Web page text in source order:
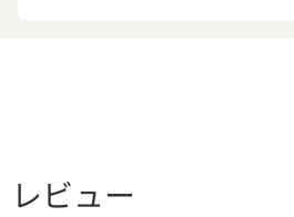
レビュー